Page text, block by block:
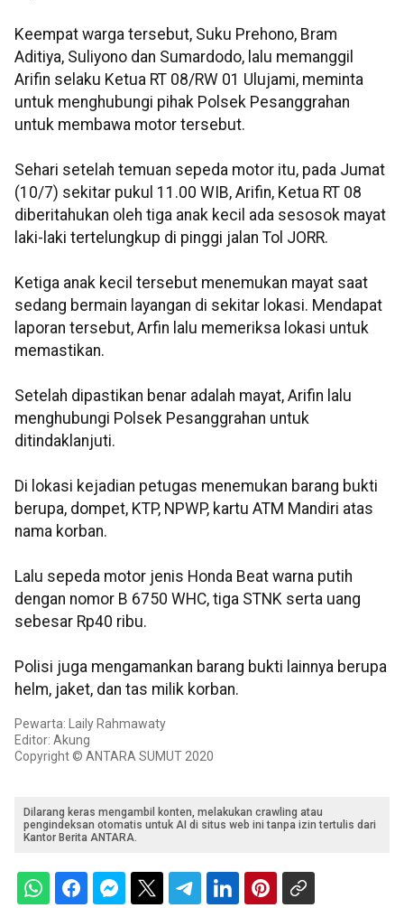
Keempat warga tersebut, Suku Prehono, Bram
Aditiya, Suliyono dan Sumardodo, lalu memanggil
Arifin selaku Ketua RT 08/RW 01 Ulujami, meminta
untuk menghubungi pihak Polsek Pesanggrahan
untuk membawa motor tersebut.
Sehari setelah temuan sepeda motor itu, pada Jumat
(10/7) sekitar pukul 11.00 WIB, Arifin, Ketua RT 08
diberitahukan oleh tiga anak kecil ada sesosok mayat
laki-laki tertelungkup di pinggi jalan Tol JORR.
Ketiga anak kecil tersebut menemukan mayat saat
sedang bermain layangan di sekitar lokasi. Mendapat
laporan tersebut, Arfin lalu memeriksa lokasi untuk
memastikan.
Setelah dipastikan benar adalah mayat, Arifin lalu
menghubungi Polsek Pesanggrahan untuk
ditindaklanjuti.
Di lokasi kejadian petugas menemukan barang bukti
berupa, dompet, KTP, NPWP, kartu ATM Mandiri atas
nama korban.
Lalu sepeda motor jenis Honda Beat warna putih
dengan nomor B 6750 WHC, tiga STNK serta uang
sebesar Rp40 ribu.
Polisi juga mengamankan barang bukti lainnya berupa
helm, jaket, dan tas milik korban.
Pewarta: Laily Rahmawaty
Editor: Akung
Copyright © ANTARA SUMUT 2020
Dilarang keras mengambil konten, melakukan crawling atau
pengindeksan otomatis untuk AI di situs web ini tanpa izin tertulis dari
Kantor Berita ANTARA.